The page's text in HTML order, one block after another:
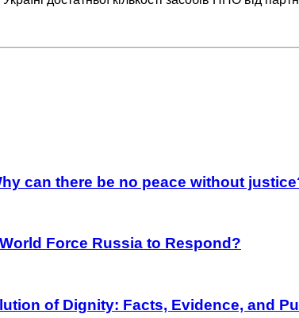
can there be no peace without
Force Russia to Respond?
of Dignity: Facts, Evidence, and